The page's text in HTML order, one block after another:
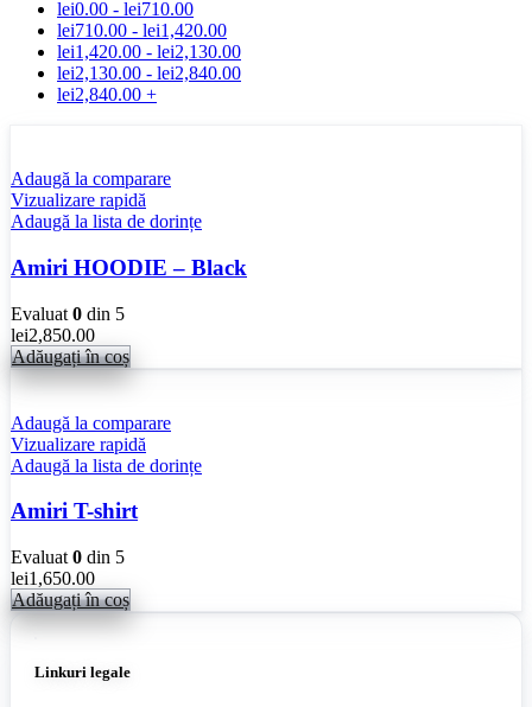
lei0.00 - lei710.00
lei710.00 - lei1,420.00
lei1,420.00 - lei2,130.00
lei2,130.00 - lei2,840.00
lei2,840.00 +
Adaugă la comparare
Vizualizare rapidă
Adaugă la lista de dorințe
Amiri HOODIE – Black
Evaluat 0 din 5
lei2,850.00
Adăugați în coș
Adaugă la comparare
Vizualizare rapidă
Adaugă la lista de dorințe
Amiri T-shirt
Evaluat 0 din 5
lei1,650.00
Adăugați în coș
Linkuri legale